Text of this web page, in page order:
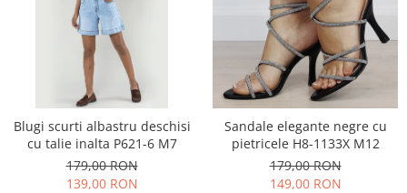
Blugi scurti albastru deschisi
cu talie inalta P621-6 M7
179,00 RON
139,00 RON
Sandale elegante negre cu
pietricele H8-1133X M12
179,00 RON
149,00 RON